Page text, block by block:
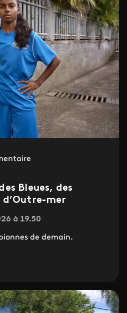
Bleues, des
d’Outre-mer
à 19.50
de demain.